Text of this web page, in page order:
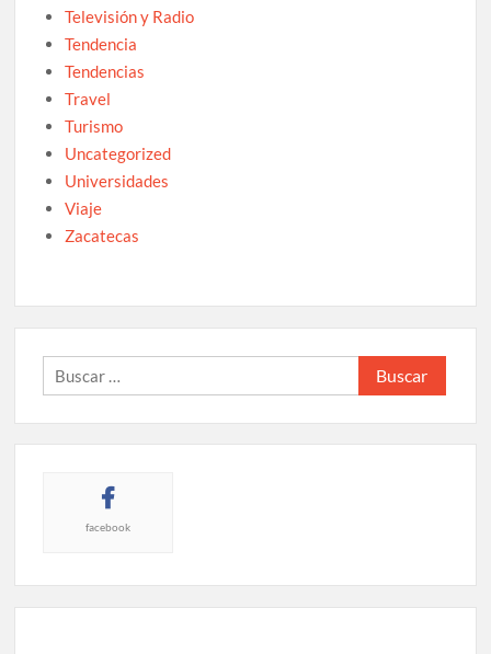
Televisión y Radio
Tendencia
Tendencias
Travel
Turismo
Uncategorized
Universidades
Viaje
Zacatecas
Buscar:
facebook